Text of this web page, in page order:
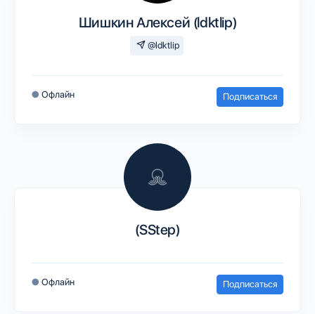
Шишкин Алексей (ldktlip)
@ldktlip
● Офлайн Подписаться
(SStep)
● Офлайн Подписаться